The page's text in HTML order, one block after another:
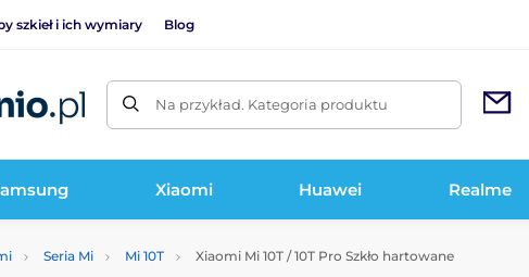
szkieł i ich wymiary Blog
Na przykład. Kategoria produktu
Xiaomi Huawei Realme
Seria Mi Mi 10T Xiaomi Mi 10T / 10T Pro Szkło hartowane